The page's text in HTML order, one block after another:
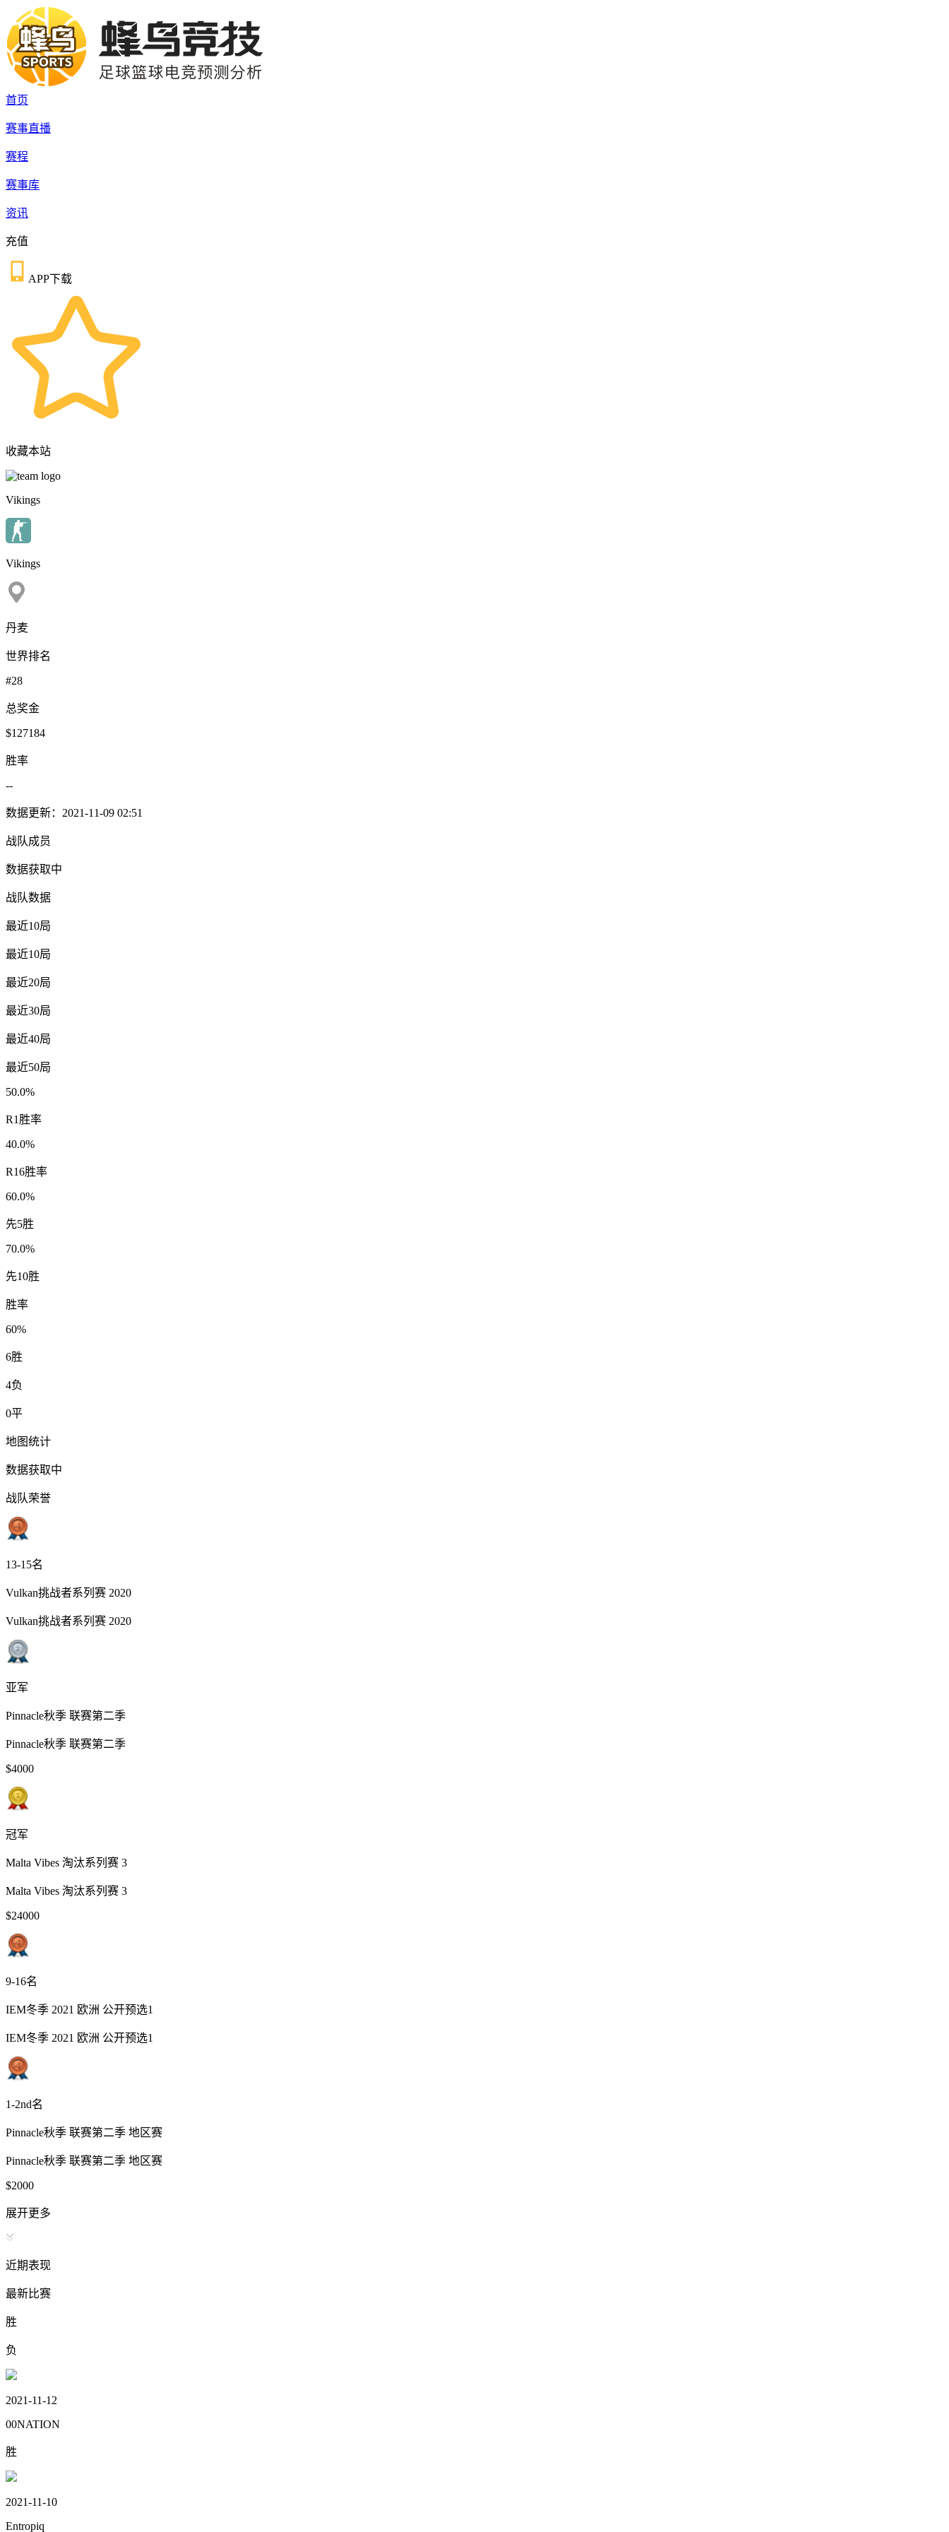
首页
赛事直播
赛程
赛事库
资讯
充值
APP下载
收藏本站
Vikings
Vikings
丹麦
世界排名
#28
总奖金
$127184
胜率
--
数据更新：2021-11-09 02:51
战队成员
数据获取中
战队数据
最近10局
最近10局
最近20局
最近30局
最近40局
最近50局
50.0%
R1胜率
40.0%
R16胜率
60.0%
先5胜
70.0%
先10胜
胜率
60%
6胜
4负
0平
地图统计
数据获取中
战队荣誉
13-15名
Vulkan挑战者系列赛 2020
Vulkan挑战者系列赛 2020
亚军
Pinnacle秋季 联赛第二季
Pinnacle秋季 联赛第二季
$4000
冠军
Malta Vibes 淘汰系列赛 3
Malta Vibes 淘汰系列赛 3
$24000
9-16名
IEM冬季 2021 欧洲 公开预选1
IEM冬季 2021 欧洲 公开预选1
1-2nd名
Pinnacle秋季 联赛第二季 地区赛
Pinnacle秋季 联赛第二季 地区赛
$2000
展开更多
近期表现
最新比赛
胜
负
2021-11-12
00NATION
胜
2021-11-10
Entropiq